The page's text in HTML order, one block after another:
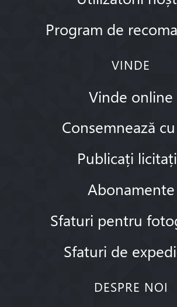
Program de
VINDE
Vinde online
Consemnează
Publicați
Abonamente
Sfaturi pentru
Sfaturi de
DESPRE NOI